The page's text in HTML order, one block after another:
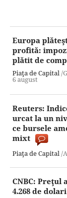
Europa
profită:
plătit de
Piaţa de Capital/
6 august
Reuters:
urcat la un
ce bursele
mixt
Piaţa de Capital/
CNBC: Preţul
4.268 de